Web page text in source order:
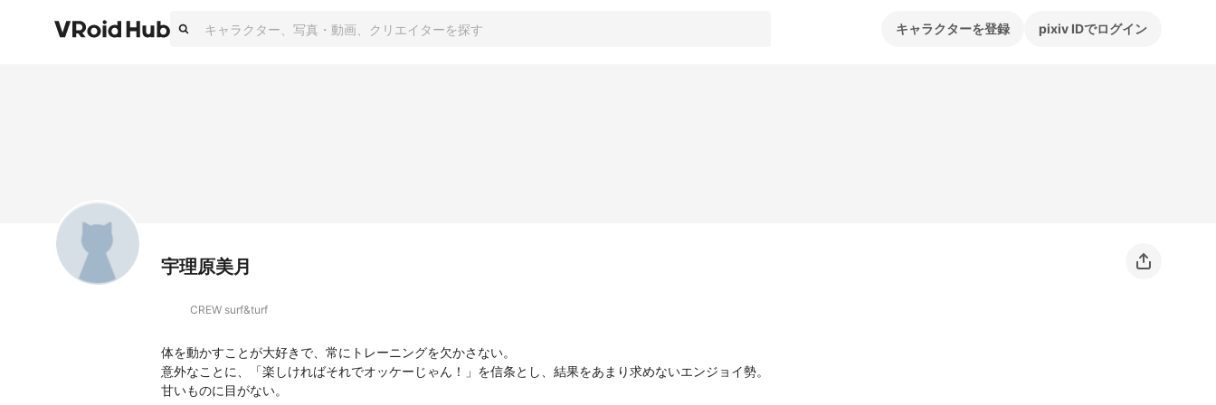
キャラクターを登録 pixiv IDでログイン
宇理原美月
CREW surf&turf
体を動かすことが大好きで、常にトレーニングを欠かさない。
意外なことに、「楽しければそれでオッケーじゃん！」を信条とし、結果をあまり求めないエンジョイ勢。
甘いものに目がない。